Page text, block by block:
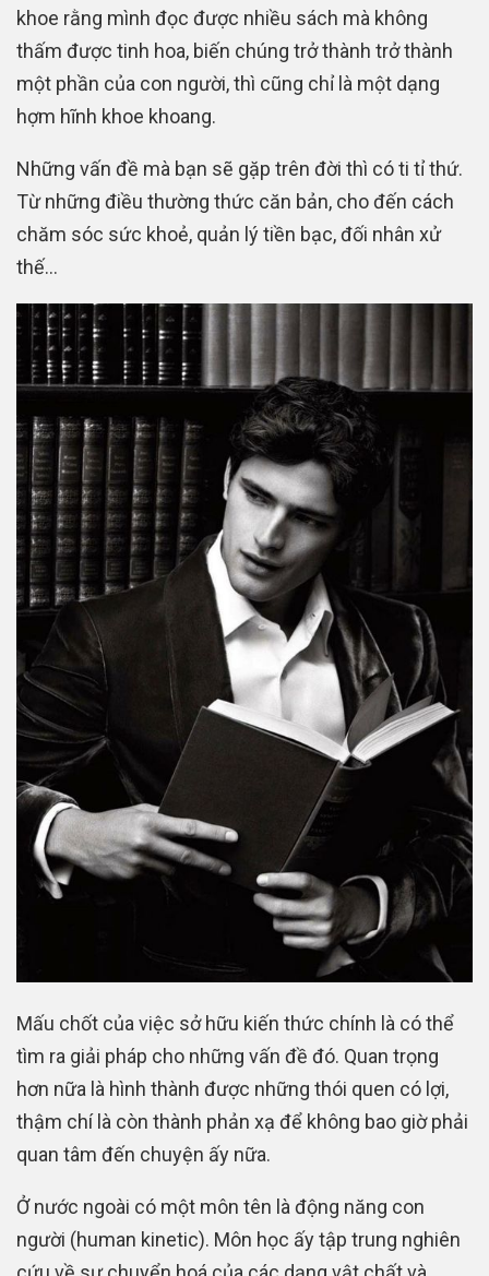
khoe rằng mình đọc được nhiều sách mà không
thấm được tinh hoa, biến chúng trở thành trở thành
một phần của con người, thì cũng chỉ là một dạng
hợm hĩnh khoe khoang.
Những vấn đề mà bạn sẽ gặp trên đời thì có ti tỉ thứ.
Từ những điều thường thức căn bản, cho đến cách
chăm sóc sức khoẻ, quản lý tiền bạc, đối nhân xử
thế…
Mấu chốt của việc sở hữu kiến thức chính là có thể
tìm ra giải pháp cho những vấn đề đó. Quan trọng
hơn nữa là hình thành được những thói quen có lợi,
thậm chí là còn thành phản xạ để không bao giờ phải
quan tâm đến chuyện ấy nữa.
Ở nước ngoài có một môn tên là động năng con
người (human kinetic). Môn học ấy tập trung nghiên